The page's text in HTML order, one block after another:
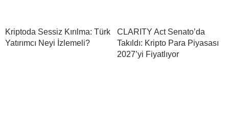
Kriptoda Sessiz Kırılma: Türk
Yatırımcı Neyi İzlemeli?
CLARITY Act Senato’da
Takıldı: Kripto Para Piyasası
2027’yi Fiyatlıyor